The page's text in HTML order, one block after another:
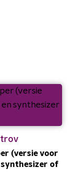
(versie voor
of